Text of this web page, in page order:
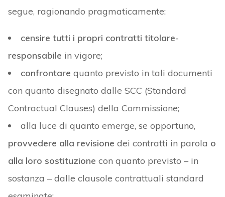
segue, ragionando pragmaticamente:
censire tutti i propri contratti titolare-
responsabile in vigore;
confrontare quanto previsto in tali documenti
con quanto disegnato dalle SCC (Standard
Contractual Clauses) della Commissione;
alla luce di quanto emerge, se opportuno,
provvedere alla revisione dei contratti in parola o
alla loro sostituzione con quanto previsto – in
sostanza – dalle clausole contrattuali standard